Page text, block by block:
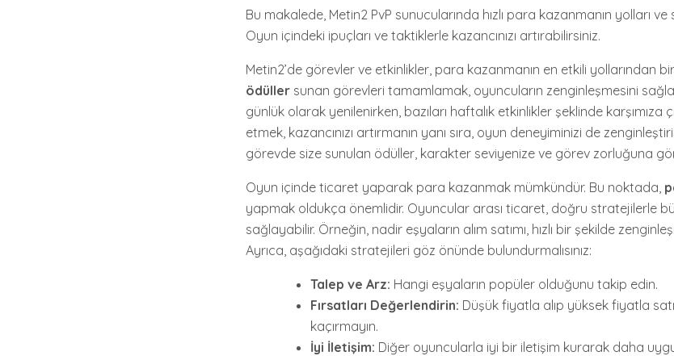
Bu makalede, Metin2 PvP sunucularında hızlı para kazanmanın yolları ve
Oyun içindeki ipuçları ve taktiklerle kazancınızı artırabilirsiniz.
Metin2’de görevler ve etkinlikler, para kazanmanın en etkili yollarından
ödüller sunan görevleri tamamlamak, oyuncuların zenginleşmesini
günlük olarak yenilenirken, bazıları haftalık etkinlikler şeklinde karşımıza
etmek, kazancınızı artırmanın yanı sıra, oyun deneyiminizi de
görevde size sunulan ödüller, karakter seviyenize ve görev zorluğuna
Oyun içinde ticaret yaparak para kazanmak mümkündür. Bu noktada,
yapmak oldukça önemlidir. Oyuncular arası ticaret, doğru stratejilerle
sağlayabilir. Örneğin, nadir eşyaların alım satımı, hızlı bir şekilde
Ayrıca, aşağıdaki stratejileri göz önünde bulundurmalısınız:
Talep ve Arz: Hangi eşyaların popüler olduğunu takip edin.
Fırsatları Değerlendirin: Düşük fiyatla alıp yüksek fiyatla
kaçırmayın.
İyi İletişim: Diğer oyuncularla iyi bir iletişim kurarak daha